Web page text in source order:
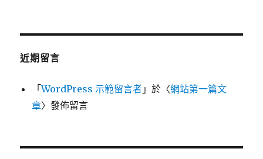
近期留言
「WordPress 示範留言者 」於〈網站第一篇文
章〉發佈留言